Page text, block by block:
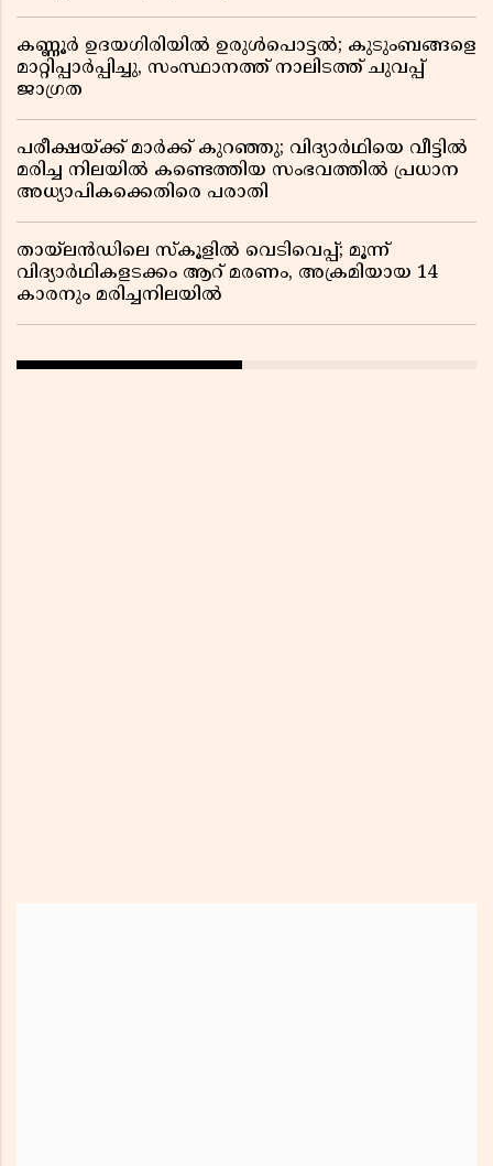
കണ്ണൂർ ഉദയഗിരിയിൽ ഉരുൾപൊട്ടൽ; കുടുംബങ്ങളെ
മാറ്റിപ്പാർപ്പിച്ചു, സംസ്ഥാനത്ത് നാലിടത്ത് ചുവപ്പ്
ജാഗ്രത
പരീക്ഷയ്ക്ക് മാർക്ക് കുറഞ്ഞു; വിദ്യാർഥിയെ വീട്ടിൽ
മരിച്ച നിലയിൽ കണ്ടെത്തിയ സംഭവത്തിൽ പ്രധാന
അധ്യാപികക്കെതിരെ പരാതി
തായ്‌ലൻഡിലെ സ്‌കൂളിൽ വെടിവെപ്പ്; മൂന്ന്
വിദ്യാർഥികളടക്കം ആറ് മരണം, അക്രമിയായ 14
കാരനും മരിച്ചനിലയിൽ